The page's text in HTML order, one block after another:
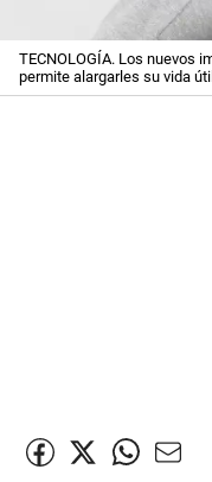
TECNOLOGÍA. Los nuevos
permite alargarles su vida